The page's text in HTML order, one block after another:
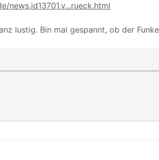
news,id13701,v...rueck.html
lustig. Bin mal gespannt, ob der